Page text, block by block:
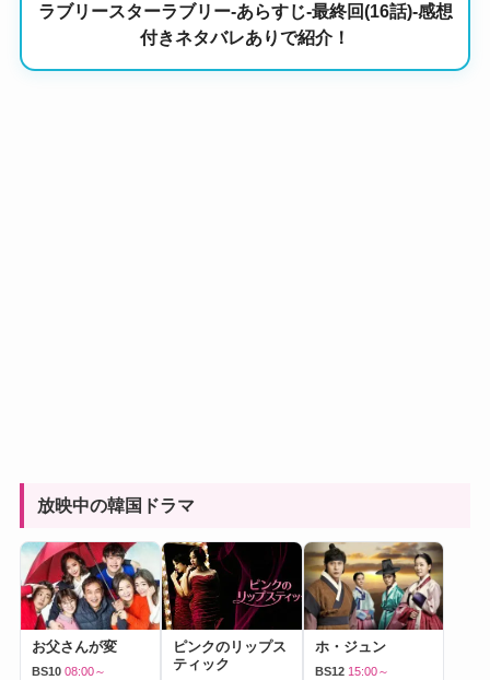
ラブリースターラブリー-あらすじ-最終回(16話)-感想
付きネタバレありで紹介！
放映中の韓国ドラマ
お父さんが変
BS10 08:00～
ピンクのリップス
ティック
ホ・ジュン
BS12 15:00～